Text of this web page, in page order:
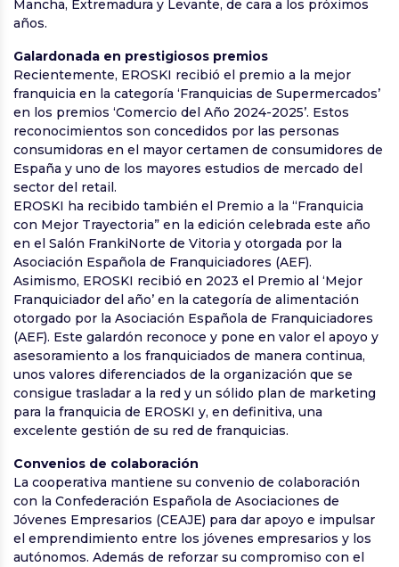
Mancha, Extremadura y Levante, de cara a los próximos
años.
Galardonada en prestigiosos premios
Recientemente, EROSKI recibió el premio a la mejor
franquicia en la categoría ‘Franquicias de Supermercados’
en los premios ‘Comercio del Año 2024-2025’. Estos
reconocimientos son concedidos por las personas
consumidoras en el mayor certamen de consumidores de
España y uno de los mayores estudios de mercado del
sector del retail.
EROSKI ha recibido también el Premio a la “Franquicia
con Mejor Trayectoria” en la edición celebrada este año
en el Salón FrankiNorte de Vitoria y otorgada por la
Asociación Española de Franquiciadores (AEF).
Asimismo, EROSKI recibió en 2023 el Premio al ‘Mejor
Franquiciador del año’ en la categoría de alimentación
otorgado por la Asociación Española de Franquiciadores
(AEF). Este galardón reconoce y pone en valor el apoyo y
asesoramiento a los franquiciados de manera continua,
unos valores diferenciados de la organización que se
consigue trasladar a la red y un sólido plan de marketing
para la franquicia de EROSKI y, en definitiva, una
excelente gestión de su red de franquicias.
Convenios de colaboración
La cooperativa mantiene su convenio de colaboración
con la Confederación Española de Asociaciones de
Jóvenes Empresarios (CEAJE) para dar apoyo e impulsar
el emprendimiento entre los jóvenes empresarios y los
autónomos. Además de reforzar su compromiso con el